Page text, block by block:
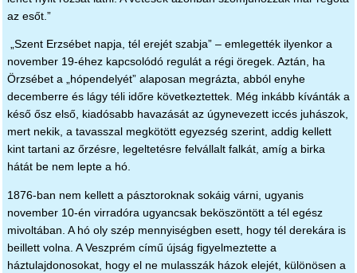
az esőt.”
„Szent Erzsébet napja, tél erejét szabja” – emlegették ilyenkor a
november 19-éhez kapcsolódó regulát a régi öregek. Aztán, ha
Örzsébet a „hópendelyét” alaposan megrázta, abból enyhe
decemberre és lágy téli időre következtettek. Még inkább kívánták a
késő ősz első, kiadósabb havazását az úgynevezett iccés juhászok,
mert nekik, a tavasszal megkötött egyezség szerint, addig kellett
kint tartani az őrzésre, legeltetésre felvállalt falkát, amíg a birka
hátát be nem lepte a hó.
1876-ban nem kellett a pásztoroknak sokáig várni, ugyanis
november 10-én virradóra ugyancsak beköszöntött a tél egész
mivoltában. A hó oly szép mennyiségben esett, hogy tél derekára is
beillett volna. A Veszprém című újság figyelmeztette a
háztulajdonosokat, hogy el ne mulasszák házok elejét, különösen a